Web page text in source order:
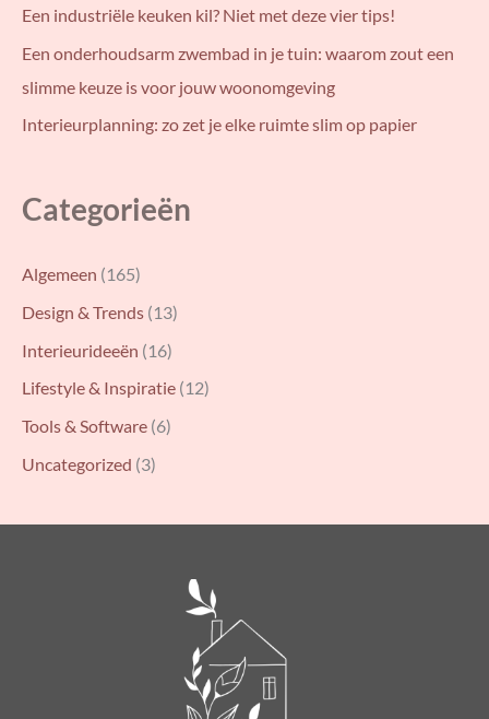
Een industriële keuken kil? Niet met deze vier tips!
Een onderhoudsarm zwembad in je tuin: waarom zout een
slimme keuze is voor jouw woonomgeving
Interieurplanning: zo zet je elke ruimte slim op papier
Categorieën
Algemeen (165)
Design & Trends (13)
Interieurideeën (16)
Lifestyle & Inspiratie (12)
Tools & Software (6)
Uncategorized (3)